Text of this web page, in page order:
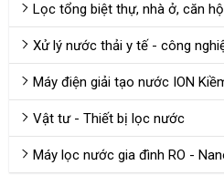
Lọc tổng biệt thự, nhà ở, căn hộ
Xử lý nước thải y tế - công
Máy điện giải tạo nước ION
Vật tư - Thiết bị lọc nước
Máy lọc nước gia đình RO -